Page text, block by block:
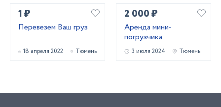
1 ₽
Перевезем Ваш груз
18 апреля 2022 Тюмень
2 000 ₽
Аренда мини-
погрузчика
3 июля 2024 Тюмень